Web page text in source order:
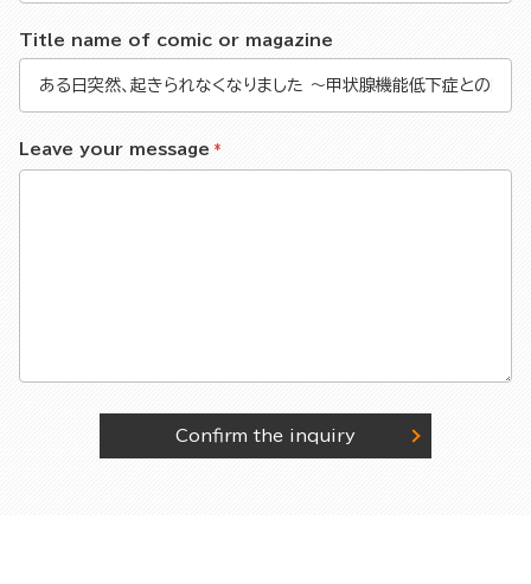
Title name of comic or magazine
Leave your message
Confirm the inquiry